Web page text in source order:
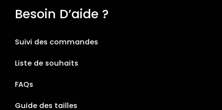
Besoin D’aide ?
Suivi des commandes
Liste de souhaits
FAQs
Guide des tailles